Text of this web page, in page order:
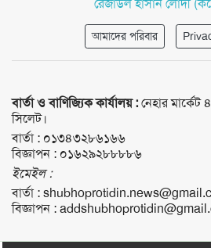
রেজাউল হাসান লোদী
আমাদের পরিবার
বার্তা ও বাণিজ্যিক কার্যালয় :নেহার মার্কেট
সিলেট।
বার্তা : ০১৩৪৩২৮৬১৬৬
বিজ্ঞাপন : ০১৬২৯২৮৮৮৮৬
ইমেইল :
বার্তা :
বিজ্ঞাপন :